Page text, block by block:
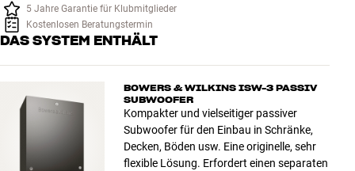
5 Jahre Garantie für Klubmitglieder
Kostenlosen Beratungstermin
DAS SYSTEM ENTHÄLT
BOWERS & WILKINS ISW-3 PASSIV
SUBWOOFER
Kompakter und vielseitiger passiver
Subwoofer für den Einbau in Schränke,
Decken, Böden usw. Eine originelle, sehr
flexible Lösung. Erfordert einen separaten